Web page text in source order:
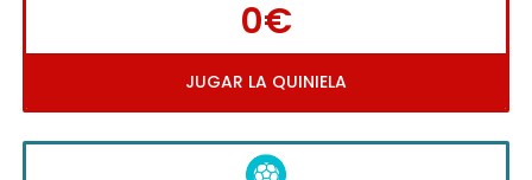
0€
JUGAR LA QUINIELA